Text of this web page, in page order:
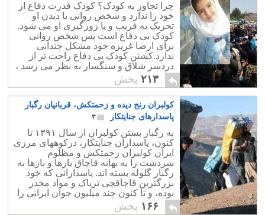
چرا تجاوز به کودک؟ کودک قدرت دفاع از
خود را ندارد و شخص روانی با دیدن او
تحریک به فریب و یا زورگیری او می شود.
کودک بی دفاع است پس شخص روانی
برای ارضا غریزه خود مشکل چندانی
ندارد.کشتن کودک بی دفاع راحت تر از
دردسر شلاق و سنگسار به نظر می رسد ،
پس متجاوز از ترس شلاق و اعدام ، اقدام
به کشتن کودک می کند. آیا اعدام از جرم و
جنایت کاسته؟ حقیقت تلخی که جامعه
ایران بدان بی توجه است ، آنکه کشتن یک
انسان بوسیله قانون هیچگاه دردی از
اجتماع را حل نکرده است. ریشه و بنیان
جرم و جنایت فرد نیست. این جامعه است
که فردی را در محیطی آلوده و خشن ،
همراه با فقر و تبعیض به جایی رسانیده که
با وجود دانستن احتمال اعدام ، باز هم به
بزهکاری و جنایت دست می زند.
۲۱۳ پخش
کولبران رنج دیده و زحمتکش، قربانیان رگبار
پاسدارهای جنایتکار
۳
به رگبار بستن کولبران از سال ۱۳۹۱ تا
کنون، پاسداران جنایتکار، درکوههای مرزی
ایران کولبران زحمتکش و مظلوم
سردشت را به بهانه قاچاق بارها و بارها به
رگبار گلوله بسته اند. پاسدارانی که خود
بزرگترین قاچاقچی تریاک و مواد مخدر
بوده، و تا کنون چند میلیون جوان ایرانی را
معتاد و کشورمان را ورشکسته نمودند.
۱۶۶ پخش